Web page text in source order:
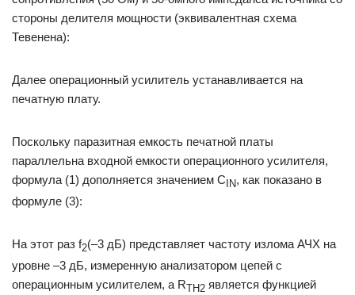
стороны делителя мощности (эквивалентная схема
Тевенена):
Далее операционный усилитель устанавливается на
печатную плату.
Поскольку паразитная емкость печатной платы
параллельна входной емкости операционного усилителя,
формула (1) дополняется значением C IN, как показано в
формуле (3):
На этот раз f2(–3 дБ) представляет частоту излома АЧХ на
уровне –3 дБ, измеренную анализатором цепей с
операционным усилителем, а RTH2 является функцией